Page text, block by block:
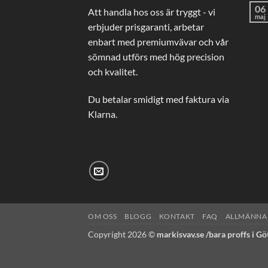
Att handla hos oss är tryggt - vi
erbjuder prisgaranti, arbetar
enbart med premiumvävar och vår
sömnad utförs med hög precision
och kvalitet.
Du betalar smidigt med faktura via
Klarna.
06
maj
OM OSS BLOGG KONTAKT FAQ
Copyright 2026 © markisvav.se /bara proffs i